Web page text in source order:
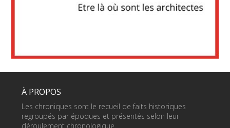
À PROPOS
Les chroniques sont le recueil de faits historiques
regroupés par époques et présentés selon leur
déroulement chronologique.